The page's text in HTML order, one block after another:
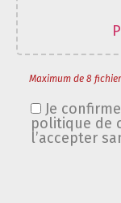
Maximum de 8
Je
politique de
l’accepter